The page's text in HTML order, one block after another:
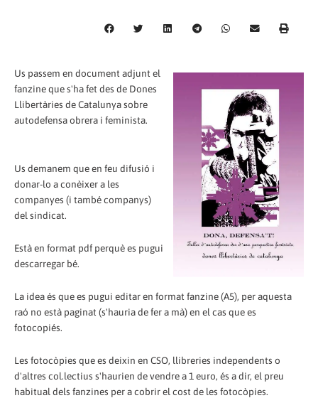
Us passem en document adjunt el
fanzine que s'ha fet des de Dones
Llibertàries de Catalunya sobre
autodefensa obrera i feminista.
Us demanem que en feu difusió i
donar-lo a conèixer a les
companyes (i també companys)
del sindicat.
Està en format pdf perquè es pugui
descarregar bé.
La idea és que es pugui editar en format fanzine (A5), per aquesta
raó no està paginat (s'hauria de fer a mà) en el cas que es
fotocopiés.
Les fotocòpies que es deixin en CSO, llibreries independents o
d'altres col.lectius s'haurien de vendre a 1 euro, és a dir, el preu
habitual dels fanzines per a cobrir el cost de les fotocòpies.